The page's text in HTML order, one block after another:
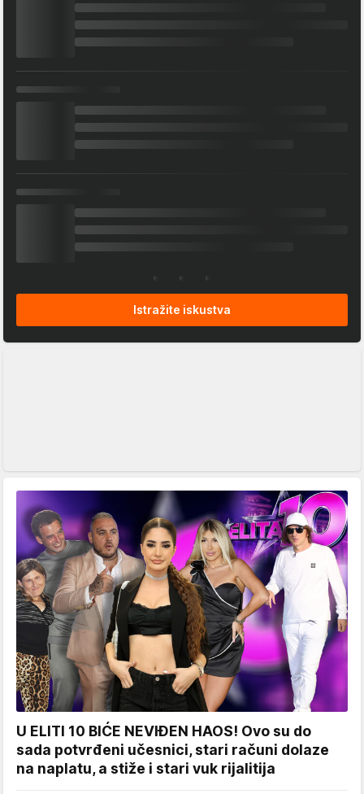
Istražite iskustva
U ELITI 10 BIĆE NEVIĐEN HAOS! Ovo su do
sada potvrđeni učesnici, stari računi dolaze
na naplatu, a stiže i stari vuk rijalitija